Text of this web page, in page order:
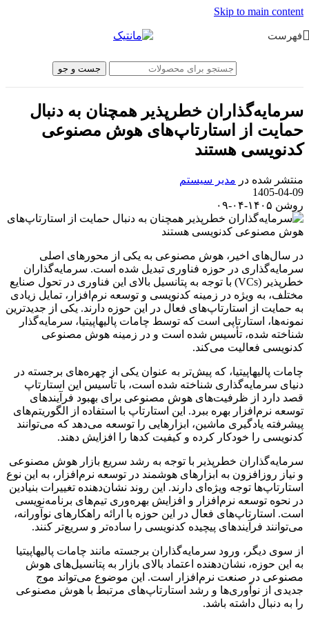
Skip to main content
فهرست
جست و جو
سرمایه‌گذاران خطرپذیر همچنان به دنبال
حمایت از استارتاپ‌های هوش مصنوعی
کدنویسی هستند
منتشر شده در مدیر سیستم
1405-04-09
روشن ۱۴۰۵-۰۴-۰۹
در سال‌های اخیر، هوش مصنوعی به یکی از محورهای اصلی
سرمایه‌گذاری در حوزه فناوری تبدیل شده است. سرمایه‌گذاران
خطرپذیر (VCs) با توجه به پتانسیل بالای این فناوری در تحول صنایع
مختلف، به ویژه در زمینه کدنویسی و توسعه نرم‌افزار، تمایل زیادی
به حمایت از استارتاپ‌های فعال در این حوزه دارند. یکی از جدیدترین
نمونه‌ها، استارتاپی است که توسط چامات پالیهاپیتیا، سرمایه‌گذار
شناخته شده، تأسیس شده است و در زمینه هوش مصنوعی
کدنویسی فعالیت می‌کند.
چامات پالیهاپیتیا، که پیش‌تر به عنوان یکی از چهره‌های برجسته در
دنیای سرمایه‌گذاری شناخته شده است، با تأسیس این استارتاپ
قصد دارد از ظرفیت‌های هوش مصنوعی برای بهبود فرآیندهای
توسعه نرم‌افزار بهره ببرد. این استارتاپ با استفاده از الگوریتم‌های
پیشرفته یادگیری ماشین، ابزارهایی را توسعه می‌دهد که می‌توانند
کدنویسی را خودکار کرده و کیفیت کدها را افزایش دهند.
سرمایه‌گذاران خطرپذیر با توجه به رشد سریع بازار هوش مصنوعی
و نیاز روزافزون به ابزارهای هوشمند در توسعه نرم‌افزار، به این نوع
استارتاپ‌ها توجه ویژه‌ای دارند. این روند نشان‌دهنده تغییرات بنیادین
در نحوه توسعه نرم‌افزار و افزایش بهره‌وری تیم‌های برنامه‌نویسی
است. استارتاپ‌های فعال در این حوزه با ارائه راهکارهای نوآورانه،
می‌توانند فرآیندهای پیچیده کدنویسی را ساده‌تر و سریع‌تر کنند.
از سوی دیگر، ورود سرمایه‌گذاران برجسته مانند چامات پالیهاپیتیا
به این حوزه، نشان‌دهنده اعتماد بالای بازار به پتانسیل‌های هوش
مصنوعی در صنعت نرم‌افزار است. این موضوع می‌تواند موج
جدیدی از نوآوری‌ها و رشد استارتاپ‌های مرتبط با هوش مصنوعی
را به دنبال داشته باشد.